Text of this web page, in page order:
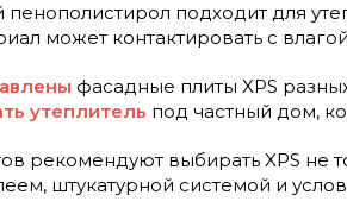
подходит для
может контактировать с
фасадные плиты XPS
утеплитель под частный дом,
рекомендуют выбирать XPS не
штукатурной системой и